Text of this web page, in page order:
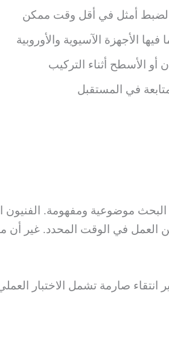
لضبط أمثل في أقل وقت ممكن
الأجهزة الآسيوية والأوروبية
الأسطح أثناء التركيب
في المستقبل
البحث موضوعية ومفهومة. الفنيون
من العمل في الوقت المحدد. غير
انتقاء صارمة تشمل الاختبار